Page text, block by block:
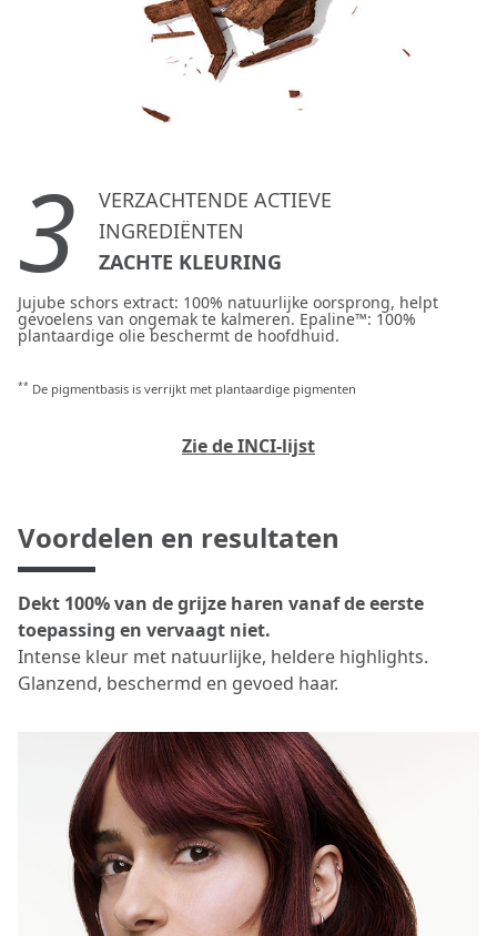
3
VERZACHTENDE ACTIEVE
INGREDIËNTEN
ZACHTE KLEURING
Jujube schors extract: 100% natuurlijke oorsprong, helpt
gevoelens van ongemak te kalmeren. Epaline™: 100%
plantaardige olie beschermt de hoofdhuid.
** De pigmentbasis is verrijkt met plantaardige pigmenten
Zie de INCI-lijst
Voordelen en resultaten
Dekt 100% van de grijze haren vanaf de eerste
toepassing en vervaagt niet.
Intense kleur met natuurlijke, heldere highlights.
Glanzend, beschermd en gevoed haar.